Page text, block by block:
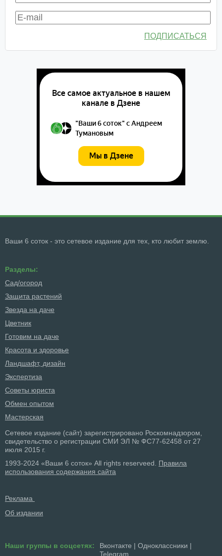
ПОДПИСАТЬСЯ
Ваши 6 соток - это сетевое издание для тех, кто любит землю.
Разделы:
Сад/огород
Защита растений
Звезда на даче
Цветник
Готовим на даче
Красота и здоровье
Ландшафт, дизайн
Экспертиза
Советы юриста
Обмен опытом
Мастерская
Сетевое издание (сайт) зарегистрировано Роскомнадзором,
свидетельство о регистрации СМИ ЭЛ № ФС77-62458 от 27
июля 2015 г.
1993-2024 «Ваши 6 соток» All rights reserveed. Правила
использования содержания сайта
Реклама
Об издании
Наши группы в соцсетях: Вконтакте | Одноклассники |
Telegram